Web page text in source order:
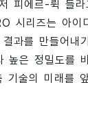
피에르-뤽 들
시리즈는 아이
과를 만들어내
높은 정밀도를
기술의 미래를